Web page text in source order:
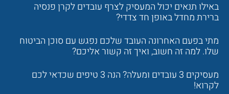
באילו תנאים יכול המעסיק לצרף עובדים לקרן פנסיה
ברירת מחדל באופן חד צדדי?
מתי בפעם האחרונה העובד שלכם נפגש עם סוכן הביטוח
שלו. למה זה חשוב, ואיך זה קשור אליכם?
מעסיקים 3 עובדים ומעלה? הנה 3 טיפים שכדאי לכם
לקרוא!